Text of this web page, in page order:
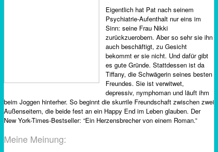
Eigentlich hat Pat nach seinem
Psychiatrie-Aufenthalt nur eins im
Sinn: seine Frau Nikki
zurückzuerobern. Aber so sehr sie ihn
auch beschäftigt, zu Gesicht
bekommt er sie nicht. Und dafür gibt
es gute Gründe. Stattdessen ist da
Tiffany, die Schwägerin seines besten
Freundes. Sie ist verwitwet,
depressiv, nymphoman und läuft ihm
beim Joggen hinterher. So beginnt die skurrile Freundschaft zwischen zwei
Außenseitern, die beide fest an ein Happy End im Leben glauben. Der
New York-Times-Bestseller: “Ein Herzensbrecher von einem Roman.”
Meine Meinung: